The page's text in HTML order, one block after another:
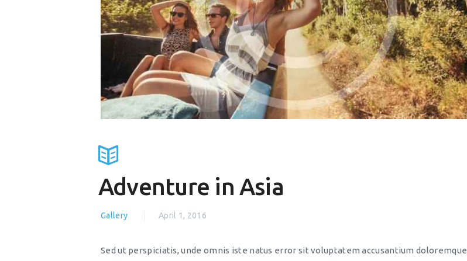
Adventure in Asia
Gallery April 1, 2016
Sed ut perspiciatis, unde omnis iste natus error sit voluptatem accusantium doloremque